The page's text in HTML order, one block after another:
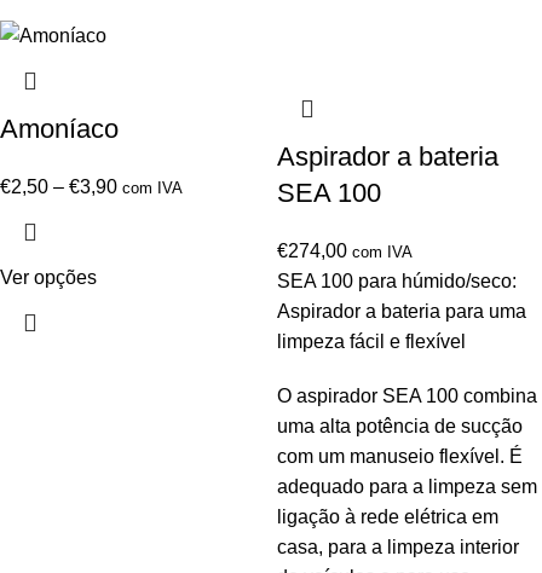
Amoníaco
€2,50 – €3,90 com IVA
Ver opções
Aspirador a bateria
SEA 100
€274,00 com IVA
SEA 100 para húmido/seco:
Aspirador a bateria para uma
limpeza fácil e flexível
O aspirador SEA 100 combina
uma alta potência de sucção
com um manuseio flexível. É
adequado para a limpeza sem
ligação à rede elétrica em
casa, para a limpeza interior